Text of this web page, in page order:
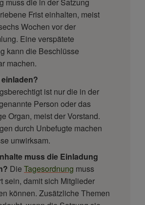
Frist einhalten, meist
Wochen vor der
Eine verspätete
kann die Beschlüsse
machen.
ist nur die in der
Person oder das
Organ, meist der Vorstand.
durch Unbefugte machen
unwirksam.
muss die Einladung
Die Tagesordnung muss
sein, damit sich Mitglieder
können. Zusätzliche Themen